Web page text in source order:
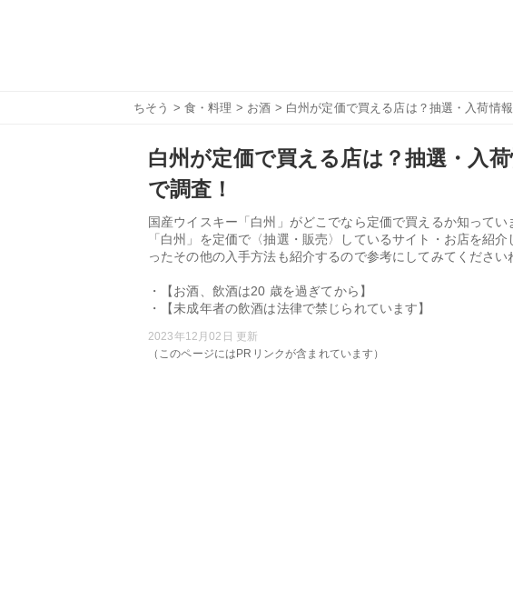
ちそう > 食・料理 > お酒 > 白州が定価で買える店は？抽選・入荷情
白州が定価で買える店は？抽選・入
で調査！
国産ウイスキー「白州」がどこでなら定価で買えるか知って
「白州」を定価で〈抽選・販売〉しているサイト・お店を紹
ったその他の入手方法も紹介するので参考にしてみてください
・【お酒、飲酒は20 歳を過ぎてから】
・【未成年者の飲酒は法律で禁じられています】
2023年12月02日 更新
（このページにはPRリンクが含まれています）